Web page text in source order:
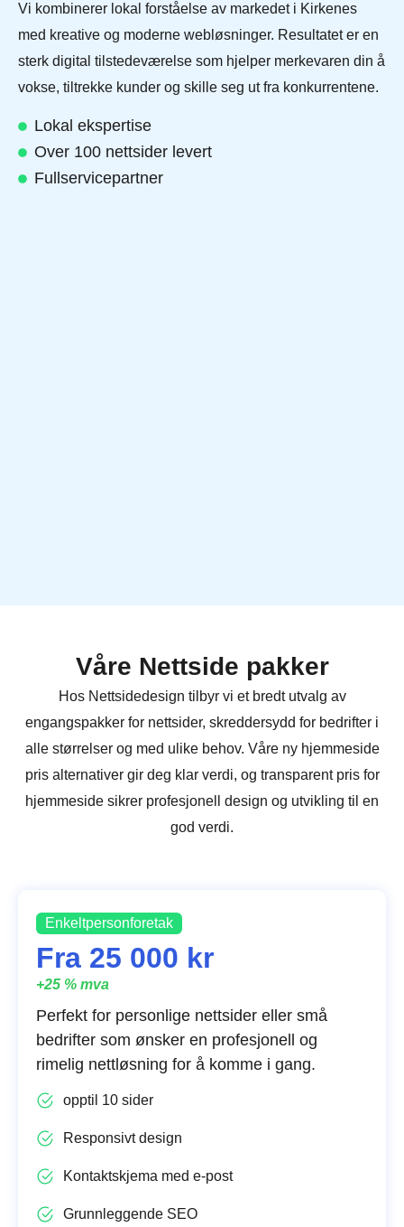
Vi kombinerer lokal forståelse av markedet i Kirkenes
med kreative og moderne webløsninger. Resultatet er en
sterk digital tilstedeværelse som hjelper merkevaren din å
vokse, tiltrekke kunder og skille seg ut fra konkurrentene.
Lokal ekspertise
Over 100 nettsider levert
Fullservicepartner
Våre Nettside pakker
Hos Nettsidedesign tilbyr vi et bredt utvalg av
engangspakker for nettsider, skreddersydd for bedrifter i
alle størrelser og med ulike behov. Våre ny hjemmeside
pris alternativer gir deg klar verdi, og transparent pris for
hjemmeside sikrer profesjonell design og utvikling til en
god verdi.
Enkeltpersonforetak
Fra 25 000 kr
+25 % mva
Perfekt for personlige nettsider eller små
bedrifter som ønsker en profesjonell og
rimelig nettløsning for å komme i gang.
opptil 10 sider
Responsivt design
Kontaktskjema med e-post
Grunnleggende SEO